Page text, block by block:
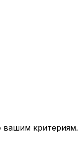
вашим критериям.